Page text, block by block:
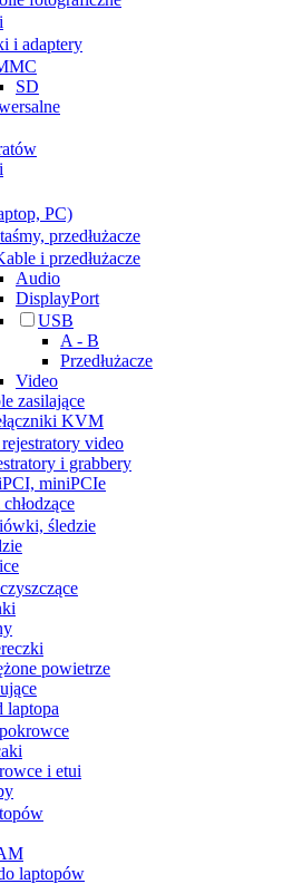
i adaptery
SD
PC)
przedłużacze
i przedłużacze
Audio
DisplayPort
USB
A - B
Przedłużacze
Video
zasilające
KVM
video
i grabbery
miniPCIe
śledzie
powietrze
laptopa
i etui
laptopów